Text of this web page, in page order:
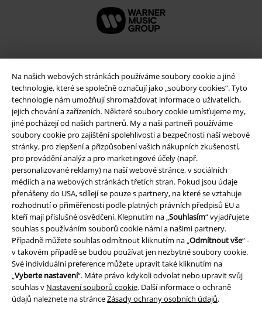
Na našich webových stránkách používáme soubory cookie a jiné
technologie, které se společně označují jako „soubory cookies“. Tyto
technologie nám umožňují shromažďovat informace o uživatelích,
jejich chování a zařízeních. Některé soubory cookie umísťujeme my,
jiné pocházejí od našich partnerů. My a naši partneři používáme
soubory cookie pro zajištění spolehlivosti a bezpečnosti naší webové
stránky, pro zlepšení a přizpůsobení vašich nákupních zkušeností,
pro provádění analýz a pro marketingové účely (např.
personalizované reklamy) na naší webové stránce, v sociálních
médiích a na webových stránkách třetích stran. Pokud jsou údaje
přenášeny do USA, sdílejí se pouze s partnery, na které se vztahuje
rozhodnutí o přiměřenosti podle platných právních předpisů EU a
kteří mají příslušné osvědčení. Klepnutím na „Souhlasím“ vyjadřujete
souhlas s používáním souborů cookie námi a našimi partnery.
Případně můžete souhlas odmítnout kliknutím na „Odmítnout vše“ -
v takovém případě se budou používat jen nezbytné soubory cookie.
Své individuální preference můžete upravit také kliknutím na
„Vyberte nastavení“. Máte právo kdykoli odvolat nebo upravit svůj
souhlas v Nastavení souborů cookie. Další informace o ochraně
údajů naleznete na stránceZásady ochrany osobních údajů.
Právní informace
Podmínky
Prohlášení
Ochrana osobních údajů
Likvidace odpadu a ochrana životního prostředí
Prohlášení o shodě